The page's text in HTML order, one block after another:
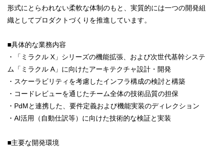
形式にとらわれない柔軟な体制のもと、実質的には一つの開発組
織としてプロダクトづくりを推進しています。
■具体的な業務内容
・「ミラクル X」シリーズの機能拡張、および次世代基幹システ
ム「ミラクル A」に向けたアーキテクチャ設計・開発
・スケーラビリティを考慮したインフラ構成の検討と構築
・コードレビューを通じたチーム全体の技術品質の担保
・PdMと連携した、要件定義および機能実装のディレクション
・AI活用（自動仕訳等）に向けた技術的な検証と実装
■主要な開発環境